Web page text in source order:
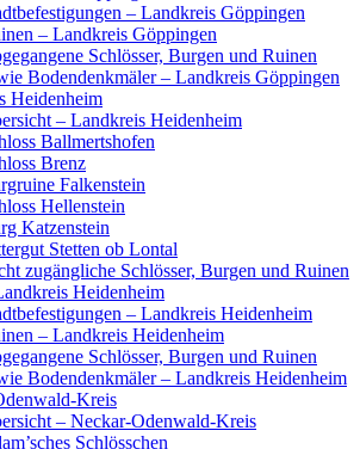
– Landkreis Göppingen
– Landkreis Göppingen
Schlösser, Burgen und Ruinen
Bodendenkmäler – Landkreis Göppingen
Heidenheim
– Landkreis Heidenheim
Ballmertshofen
Brenz
Falkenstein
Hellenstein
Katzenstein
Stetten ob Lontal
zugängliche Schlösser, Burgen und Ruinen
Heidenheim
– Landkreis Heidenheim
– Landkreis Heidenheim
Schlösser, Burgen und Ruinen
Bodendenkmäler – Landkreis Heidenheim
Kreis
– Neckar-Odenwald-Kreis
Schlösschen